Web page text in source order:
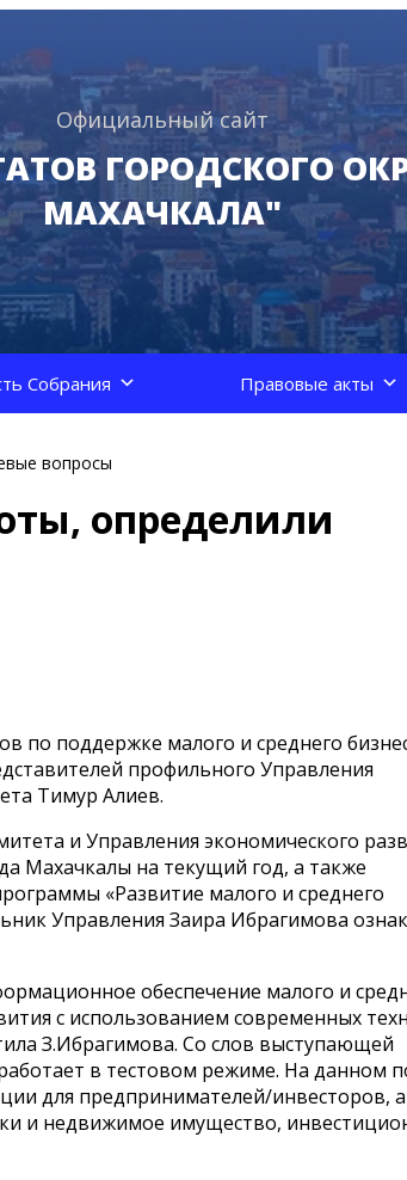
Официальный сайт
ГОРОДСКОГО
МАХАЧКАЛА"
Собрания Правовые акты
вопросы
определили
по поддержке малого и среднего
профильного Управления
Тимур Алиев.
и Управления экономического
Махачкалы на текущий год, а также
«Развитие малого и среднего
Управления Заира Ибрагимова
обеспечение малого и
с использованием современных
З.Ибрагимова. Со слов выступающей
в тестовом режиме. На данном
для предпринимателей/инвесторов,
и недвижимое имущество,